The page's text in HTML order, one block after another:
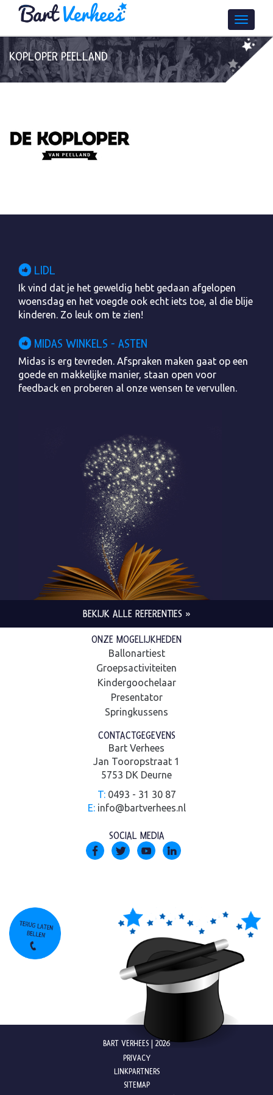
KOPLOPER PEELLAND
LIDL
Ik vind dat je het geweldig hebt gedaan afgelopen
woensdag en het voegde ook echt iets toe, al die blije
kinderen. Zo leuk om te zien!
MIDAS WINKELS - ASTEN
Midas is erg tevreden. Afspraken maken gaat op een
goede en makkelijke manier, staan open voor
feedback en proberen al onze wensen te vervullen.
BEKIJK ALLE REFERENTIES »
ONZE MOGELIJKHEDEN
Ballonartiest
Groepsactiviteiten
Kindergoochelaar
Presentator
Springkussens
CONTACTGEGEVENS
Bart Verhees
Jan Tooropstraat 1
5753 DK Deurne
T:0493 - 31 30 87
E: info@bartverhees.nl
SOCIAL MEDIA
BART VERHEES | 2026
PRIVACY
LINKPARTNERS
SITEMAP